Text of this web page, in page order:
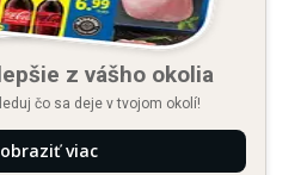
z vášho okolia
čo sa deje v tvojom okolí!
viac